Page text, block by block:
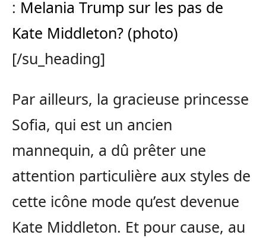
: Melania Trump sur les pas de
Kate Middleton? (photo)
[/su_heading]
Par ailleurs, la gracieuse princesse
Sofia, qui est un ancien
mannequin, a dû prêter une
attention particulière aux styles de
cette icône mode qu’est devenue
Kate Middleton. Et pour cause, au